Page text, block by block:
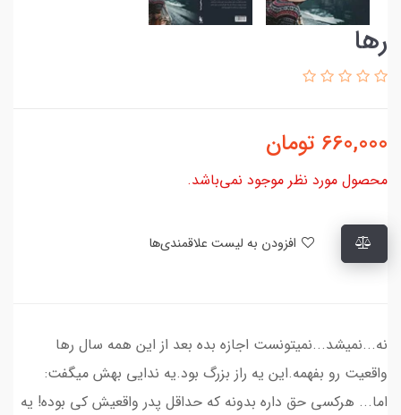
رها
660,000 تومان
محصول مورد نظر موجود نمی‌باشد.
نه...نمیشد...نمیتونست اجازه بده بعد از این همه سال رها
واقعیت رو بفهمه.این یه راز بزرگ بود.یه ندایی بهش میگفت:
اما... هرکسی حق داره بدونه که حداقل پدر واقعیش کی بوده! یه